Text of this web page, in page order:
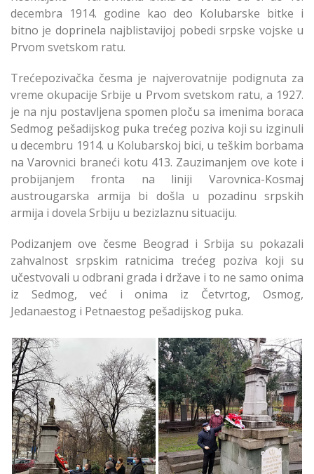
decembra 1914. godine kao deo Kolubarske bitke i
bitno je doprinela najblistavijoj pobedi srpske vojske u
Prvom svetskom ratu.
Trećepozivačka česma je najverovatnije podignuta za
vreme okupacije Srbije u Prvom svetskom ratu, a 1927.
je na nju postavljena spomen ploču sa imenima boraca
Sedmog pešadijskog puka trećeg poziva koji su izginuli
u decembru 1914. u Kolubarskoj bici, u teškim borbama
na Varovnici braneći kotu 413. Zauzimanjem ove kote i
probijanjem fronta na liniji Varovnica-Kosmaj
austrougarska armija bi došla u pozadinu srpskih
armija i dovela Srbiju u bezizlaznu situaciju.
Podizanjem ove česme Beograd i Srbija su pokazali
zahvalnost srpskim ratnicima trećeg poziva koji su
učestvovali u odbrani grada i države i to ne samo onima
iz Sedmog, već i onima iz Četvrtog, Osmog,
Jedanaestog i Petnaestog pešadijskog puka.
Predstavnici GO
Zvezdara Položili
Venac na
Trećepozivačku
Česmu
Predstavnici GO
Zvezdara Položili
Venac na
Trećepozivačku
Česmu